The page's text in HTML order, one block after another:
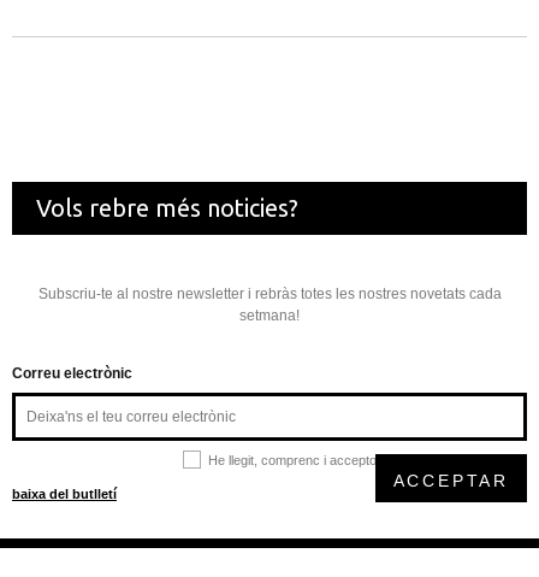
Vols rebre més noticies?
Subscriu-te al nostre newsletter i rebràs totes les nostres novetats cada
setmana!
Correu electrònic
He llegit, comprenc i accepto la
baixa del butlletí
ACCEPTAR